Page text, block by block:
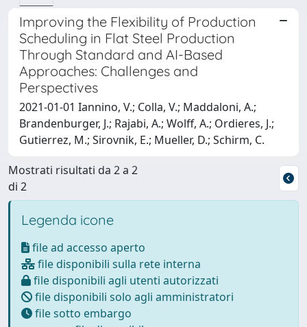
Improving the Flexibility of Production
Scheduling in Flat Steel Production
Through Standard and AI-Based
Approaches: Challenges and
Perspectives
2021-01-01 Iannino, V.; Colla, V.; Maddaloni, A.;
Brandenburger, J.; Rajabi, A.; Wolff, A.; Ordieres, J.;
Gutierrez, M.; Sirovnik, E.; Mueller, D.; Schirm, C.
Mostrati risultati da 2 a 2
di 2
Legenda icone
file ad accesso aperto
file disponibili sulla rete interna
file disponibili agli utenti autorizzati
file disponibili solo agli amministratori
file sotto embargo